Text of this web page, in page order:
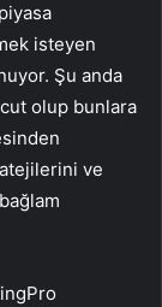
isteyen
Şu anda
olup bunlara
ve